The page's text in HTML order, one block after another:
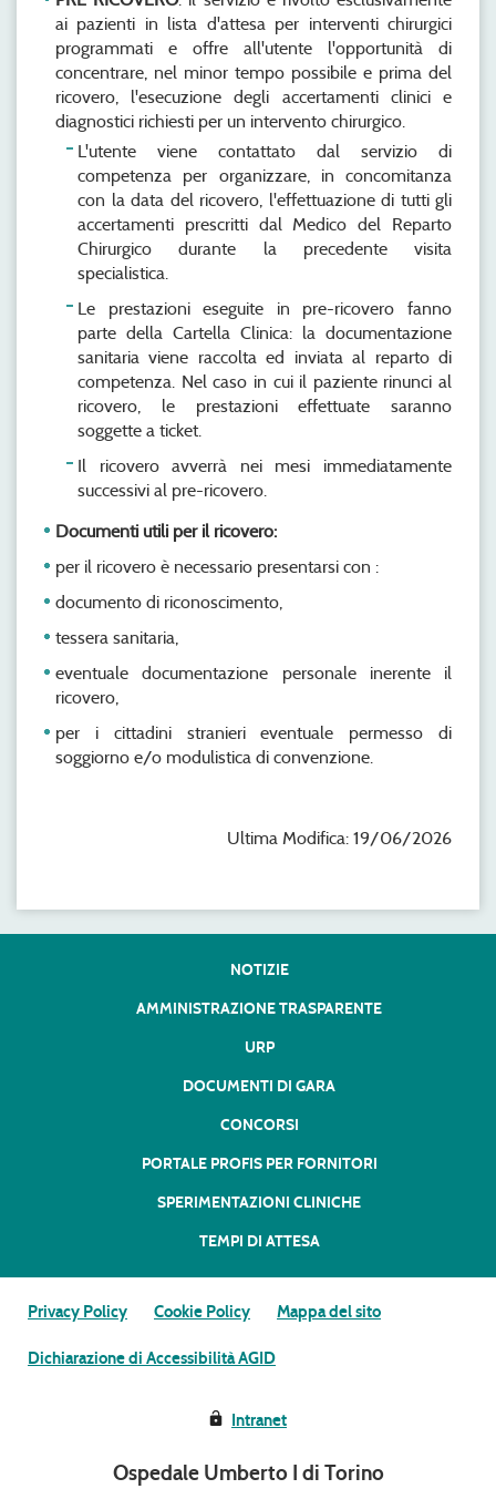
ai pazienti in lista d'attesa per interventi chirurgici
programmati e offre all'utente l'opportunità di
concentrare, nel minor tempo possibile e prima del
ricovero, l'esecuzione degli accertamenti clinici e
diagnostici richiesti per un intervento chirurgico.
L'utente viene contattato dal servizio di
competenza per organizzare, in concomitanza
con la data del ricovero, l'effettuazione di tutti gli
accertamenti prescritti dal Medico del Reparto
Chirurgico durante la precedente visita
specialistica.
Le prestazioni eseguite in pre-ricovero fanno
parte della Cartella Clinica: la documentazione
sanitaria viene raccolta ed inviata al reparto di
competenza. Nel caso in cui il paziente rinunci al
ricovero, le prestazioni effettuate saranno
soggette a ticket.
Il ricovero avverrà nei mesi immediatamente
successivi al pre-ricovero.
Documenti utili per il ricovero:
per il ricovero è necessario presentarsi con :
documento di riconoscimento,
tessera sanitaria,
eventuale documentazione personale inerente il
ricovero,
per i cittadini stranieri eventuale permesso di
soggiorno e/o modulistica di convenzione.
Ultima Modifica: 19/06/2026
NOTIZIE
AMMINISTRAZIONE TRASPARENTE
URP
DOCUMENTI DI GARA
CONCORSI
PORTALE PROFIS PER FORNITORI
SPERIMENTAZIONI CLINICHE
TEMPI DI ATTESA
Privacy Policy Cookie Policy Mappa del sito
Dichiarazione di Accessibilità AGID
Intranet
Ospedale Umberto I di Torino